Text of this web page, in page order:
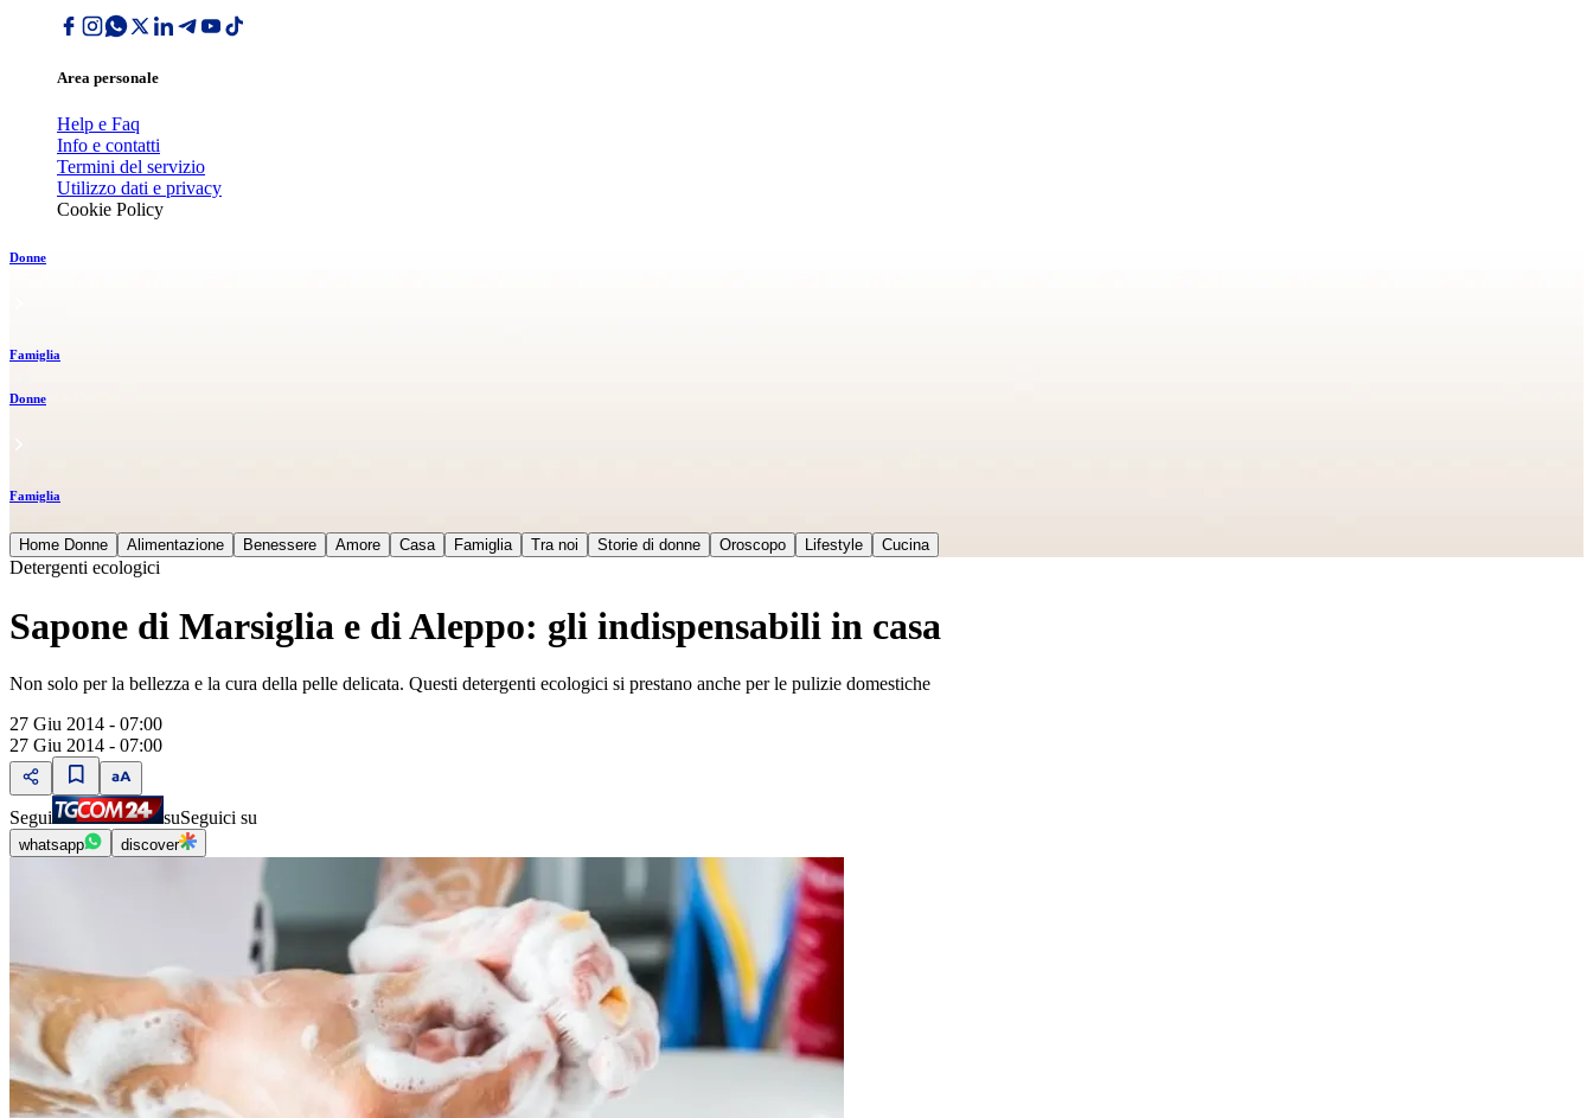
Area personale
Help e Faq
Info e contatti
Termini del servizio
Utilizzo dati e privacy
Cookie Policy
Donne
Famiglia
Donne
Famiglia
Home Donne Alimentazione Benessere Amore Casa Famiglia Tra noi Storie di donne Oroscopo Lifestyle Cucina
Detergenti ecologici
Sapone di Marsiglia e di Aleppo: gli indispensabili in casa
Non solo per la bellezza e la cura della pelle delicata. Questi detergenti ecologici si prestano anche per le pulizie domestiche
27 Giu 2014 - 07:00
27 Giu 2014 - 07:00
Segui suSeguici su
whatsapp discover